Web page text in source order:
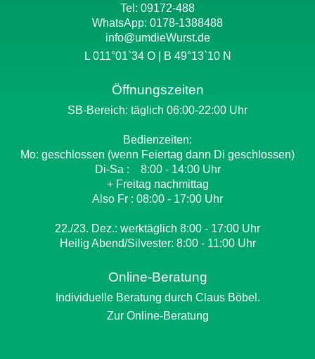
Tel: 09172-488
WhatsApp: 0178-1388488
info@umdieWurst.de
L 011°01`34 O | B 49°13`10 N
Öffnungszeiten
SB-Bereich: täglich 06:00-22:00 Uhr
Bedienzeiten:
Mo: geschlossen (wenn Feiertag dann Di geschlossen)
Di-Sa : 8:00 - 14:00 Uhr
+ Freitag nachmittag
Also Fr : 08:00 - 17:00 Uhr
22./23. Dez.: werktäglich 8:00 - 17:00 Uhr
Heilig Abend/Silvester: 8:00 - 11:00 Uhr
Online-Beratung
Individuelle Beratung durch Claus Böbel.
Zur Online-Beratung